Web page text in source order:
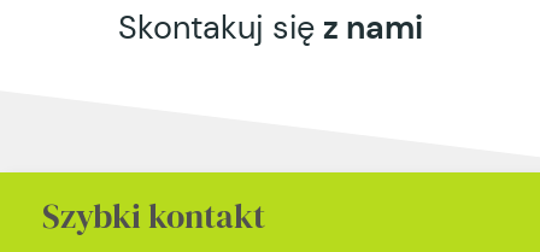
Skontakuj się z nami
Szybki kontakt